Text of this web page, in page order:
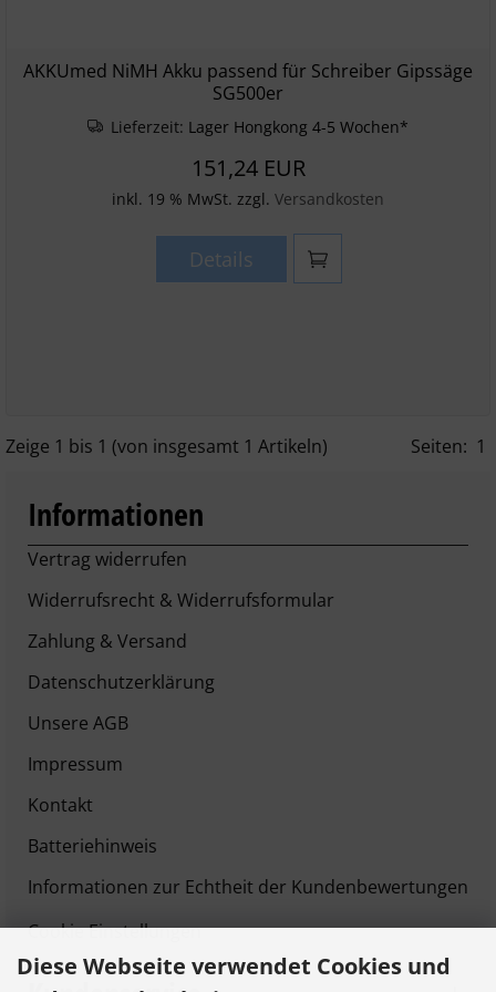
AKKUmed NiMH Akku passend für Schreiber Gipssäge
SG500er
Lieferzeit: Lager Hongkong 4-5 Wochen*
151,24 EUR
inkl. 19 % MwSt. zzgl. Versandkosten
Details
Zeige 1 bis 1 (von insgesamt 1 Artikeln) Seiten: 1
Informationen
Vertrag widerrufen
Widerrufsrecht & Widerrufsformular
Zahlung & Versand
Datenschutzerklärung
Unsere AGB
Impressum
Kontakt
Batteriehinweis
Informationen zur Echtheit der Kundenbewertungen
Cookie Einstellungen
Diese Webseite verwendet Cookies und